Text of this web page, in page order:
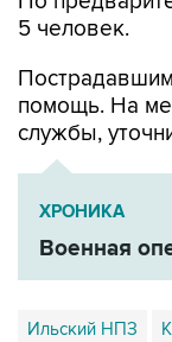
5 человек.
помощь. На
службы,
ХРОНИКА
Военная
Ильский НПЗ